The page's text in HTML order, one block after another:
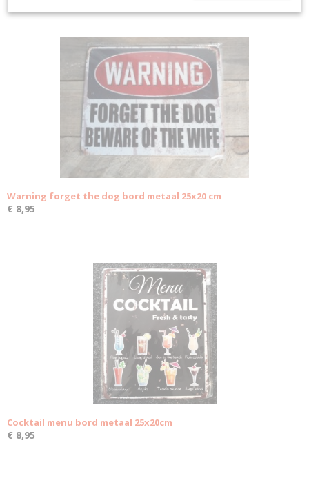
Warning forget the dog bord metaal 25x20 cm
€ 8,95
Cocktail menu bord metaal 25x20cm
€ 8,95